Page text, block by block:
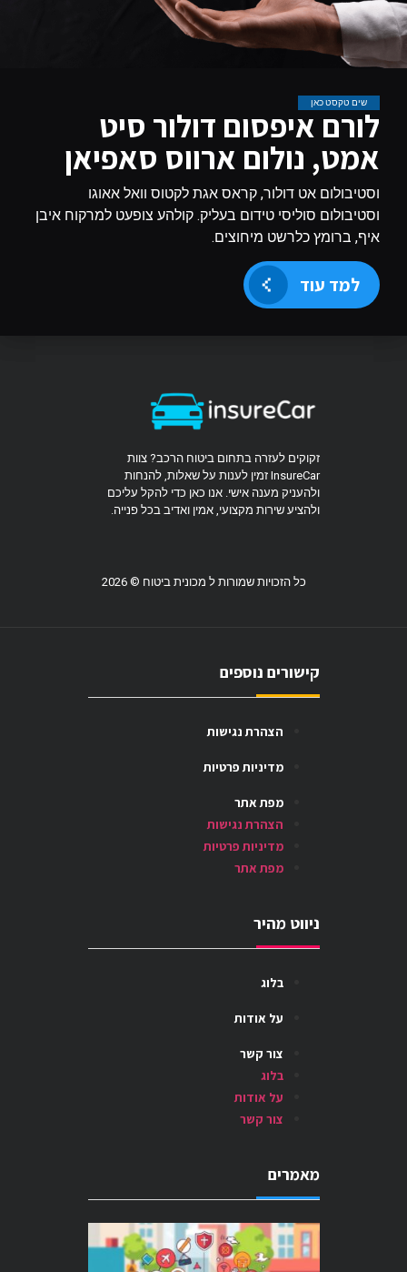
שים טקסט כאן
לורם איפסום דולור סיט
אמט, נולום ארווס סאפיאן
וסטיבולום אט דולור, קראס אגת לקטוס וואל אאוגו
וסטיבולום סוליסי טידום בעליק. קולהע צופעט למרקוח איבן
איף, ברומץ כלרשט מיחוצים.
למד עוד
ניווט מהיר
בלוג
על אודות
צור קשר
בלוג
על אודות
צור קשר
קישורים נוספים
הצהרת נגישות
מדיניות פרטיות
מפת אתר
הצהרת נגישות
מדיניות פרטיות
מפת אתר
מאמרים
זקוקים לעזרה בתחום ביטוח הרכב? צוות
InsureCar זמין לענות על שאלות, להנחות
ולהעניק מענה אישי. אנו כאן כדי להקל עליכם
ולהציע שירות מקצועי, אמין ואדיב בכל פנייה.
כל הזכויות שמורות ל מכונית ביטוח © 2026